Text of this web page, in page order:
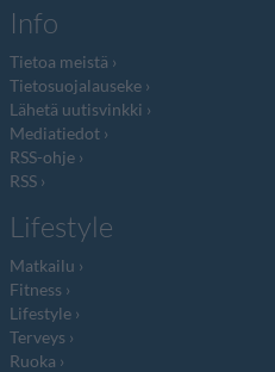
Info
Tietoa meistä
Tietosuojalauseke
Lähetä uutisvinkki
Mediatiedot
RSS-ohje
RSS
Lifestyle
Matkailu
Fitness
Lifestyle
Terveys
Ruoka